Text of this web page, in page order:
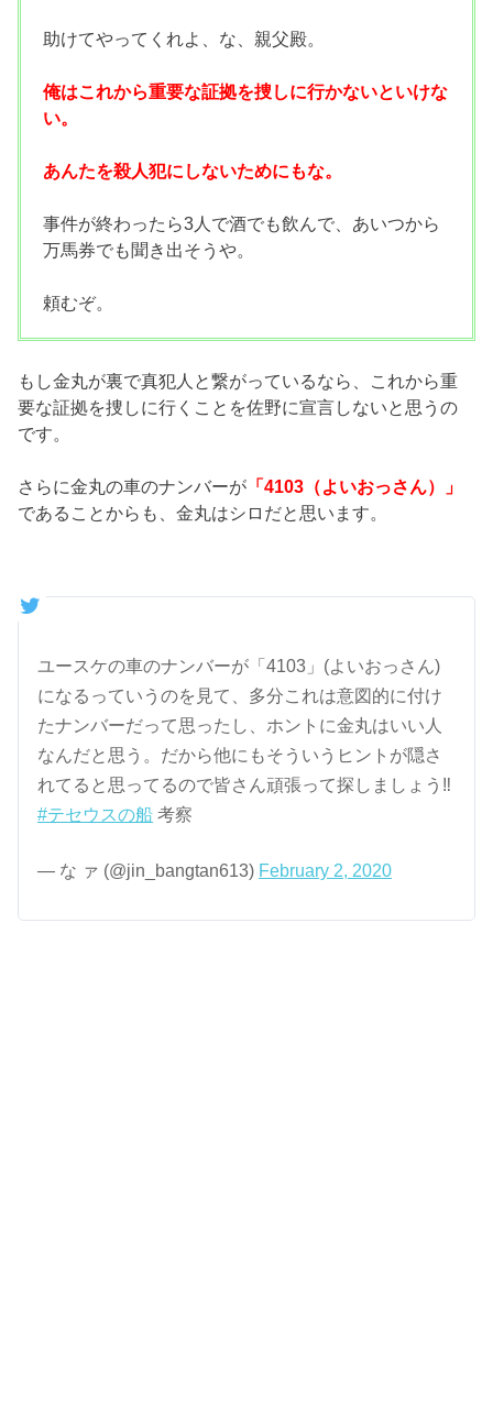
助けてやってくれよ、な、親父殿。
俺はこれから重要な証拠を捜しに行かないといけな
い。
あんたを殺人犯にしないためにもな。
事件が終わったら3人で酒でも飲んで、あいつから
万馬券でも聞き出そうや。
頼むぞ。
もし金丸が裏で真犯人と繋がっているなら、これから重
要な証拠を捜しに行くことを佐野に宣言しないと思うの
です。
さらに金丸の車のナンバーが 「4103（よいおっさん）」
であることからも、金丸はシロだと思います。
ユースケの車のナンバーが「4103」(よいおっさん)
になるっていうのを見て、多分これは意図的に付け
たナンバーだって思ったし、ホントに金丸はいい人
なんだと思う。だから他にもそういうヒントが隠さ
れてると思ってるので皆さん頑張って探しましょう‼︎
#テセウスの船 考察
— な ァ (@jin_bangtan613) February 2, 2020